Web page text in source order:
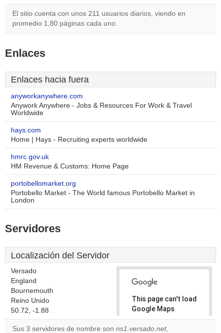
El sitio cuenta con unos 211 usuarios diarios, viendo en
promedio 1,80 páginas cada uno.
Enlaces
Enlaces hacia fuera
anyworkanywhere.com
Anywork Anywhere - Jobs & Resources For Work & Travel
Worldwide
hays.com
Home | Hays - Recruiting experts worldwide
hmrc.gov.uk
HM Revenue & Customs: Home Page
portobellomarket.org
Portobello Market - The World famous Portobello Market in
London
Servidores
Localización del Servidor
Versado
England
Bournemouth
Reino Unido
50.72, -1.88
This page can't load
Google Maps
correctly.
Sus 3 servidores de nombre son ns1.versado.net,